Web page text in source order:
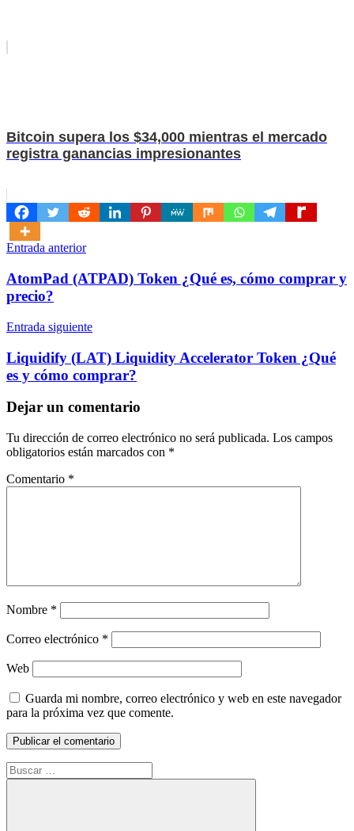
Bitcoin supera los $34,000 mientras el mercado
registra ganancias impresionantes
Navegación
de
entradas
Entrada anterior
AtomPad (ATPAD) Token ¿Qué es, cómo comprar y
precio?
Entrada siguiente
Liquidify (LAT) Liquidity Accelerator Token ¿Qué
es y cómo comprar?
Dejar un comentario
Tu dirección de correo electrónico no será publicada. Los campos
obligatorios están marcados con *
Comentario *
Nombre *
Correo electrónico *
Web
Guarda mi nombre, correo electrónico y web en este navegador
para la próxima vez que comente.
Buscar: